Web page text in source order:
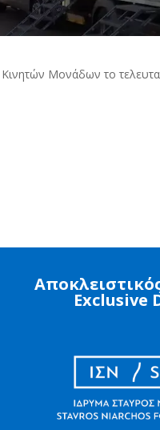
Μονάδων το
Exclusive